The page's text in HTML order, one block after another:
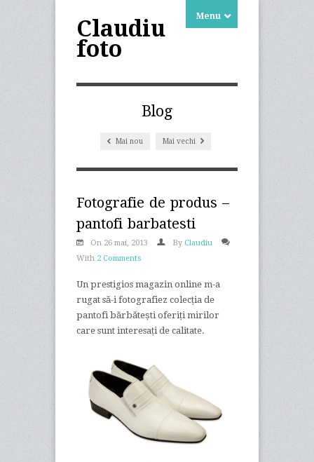
Claudiu
foto
Menu
Blog
Mai nou Mai vechi
Fotografie de produs –
pantofi barbatesti
On 26 mai, 2013 By Claudiu
With 2 Comments
Un prestigios magazin online m-a
rugat să-i fotografiez colecția de
pantofi bărbătești oferiți mirilor
care sunt interesați de calitate.